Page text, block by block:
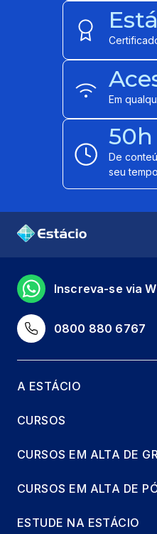
Em
50h
De
seu tempo
0800 880 6767
Inscreva-se via
A ESTÁCIO
CURSOS
CURSOS EM ALTA DE
CURSOS EM ALTA DE
ESTUDE NA ESTÁCIO